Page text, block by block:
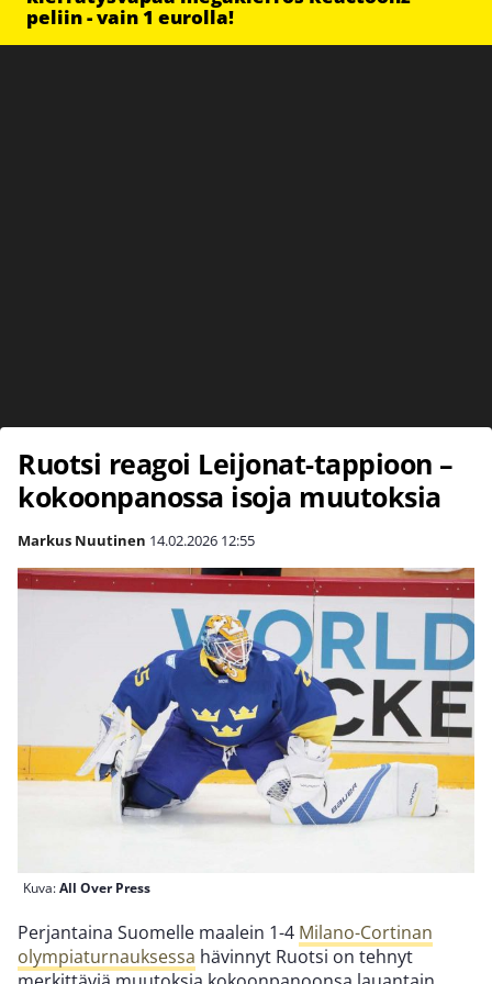
peliin - vain 1 eurolla!
Ruotsi reagoi Leijonat-tappioon –
kokoonpanossa isoja muutoksia
Markus Nuutinen 14.02.2026 12:55
Kuva:All Over Press
Perjantaina Suomelle maalein 1-4 Milano-Cortinan
olympiaturnauksessa hävinnyt Ruotsi on tehnyt